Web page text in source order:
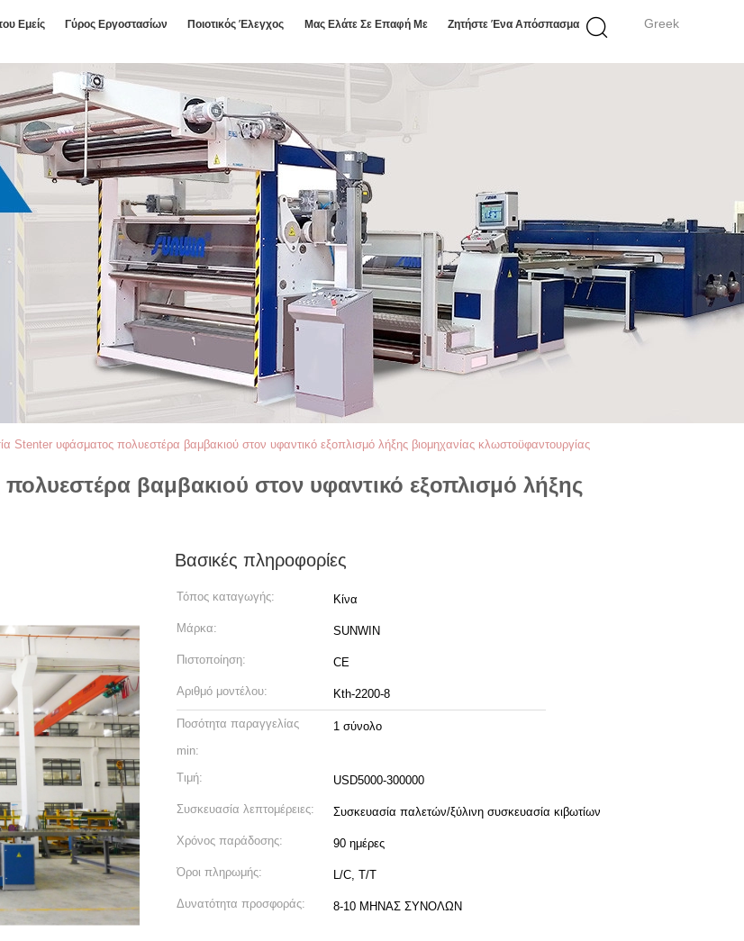
Greek
Εμείς Γύρος Εργοστασίων Ποιοτικός Έλεγχος Μας Ελάτε Σε Επαφή Με Ζητήστε Ένα Απόσπασμα
Stenter υφάσματος πολυεστέρα βαμβακιού στον υφαντικό εξοπλισμό λήξης βιομηχανίας κλωστοϋφαντουργίας
βαμβακιού στον υφαντικό εξοπλισμό λήξης
Βασικές πληροφορίες
Τόπος καταγωγής: Κίνα
Μάρκα: SUNWIN
Πιστοποίηση: CE
Αριθμό μοντέλου: Kth-2200-8
Ποσότητα παραγγελίας
min:
1 σύνολο
Τιμή: USD5000-300000
Συσκευασία λεπτομέρειες: Συσκευασία παλετών/ξύλινη συσκευασία κιβωτίων
Χρόνος παράδοσης: 90 ημέρες
Όροι πληρωμής: L/C, T/T
Δυνατότητα προσφοράς: 8-10 ΜΗΝΑΣ ΣΥΝΟΛΩΝ